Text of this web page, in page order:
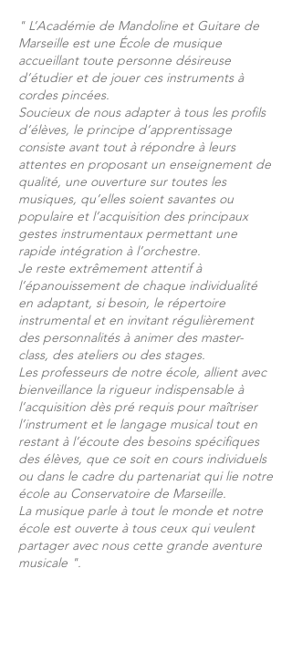
" L’Académie de Mandoline et Guitare de
Marseille est une École de musique
accueillant toute personne désireuse
d’étudier et de jouer ces instruments à
cordes pincées.
Soucieux de nous adapter à tous les profils
d’élèves, le principe d’apprentissage
consiste avant tout à répondre à leurs
attentes en proposant un enseignement de
qualité, une ouverture sur toutes les
musiques, qu’elles soient savantes ou
populaire et l’acquisition des principaux
gestes instrumentaux permettant une
rapide intégration à l’orchestre.
Je reste extrêmement attentif à
l’épanouissement de chaque individualité
en adaptant, si besoin, le répertoire
instrumental et en invitant régulièrement
des personnalités à animer des master-
class, des ateliers ou des stages.
Les professeurs de notre école, allient avec
bienveillance la rigueur indispensable à
l’acquisition dès pré requis pour maîtriser
l’instrument et le langage musical tout en
restant à l’écoute des besoins spécifiques
des élèves, que ce soit en cours individuels
ou dans le cadre du partenariat qui lie notre
école au Conservatoire de Marseille.
La musique parle à tout le monde et notre
école est ouverte à tous ceux qui veulent
partager avec nous cette grande aventure
musicale ".